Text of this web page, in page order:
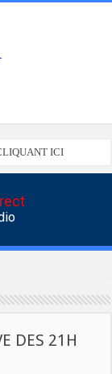
ICI
DES 21H